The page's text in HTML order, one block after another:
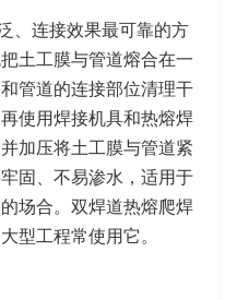
、连接效果最可靠的方
土工膜与管道熔合在一
管道的连接部位清理干
使用焊接机具和热熔焊
加压将土工膜与管道紧
固、不易渗水，适用于
场合。双焊道热熔爬焊
型工程常使用它。